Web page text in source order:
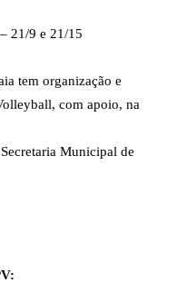
21/9 e 21/15
tem organização e
com apoio, na
Municipal de